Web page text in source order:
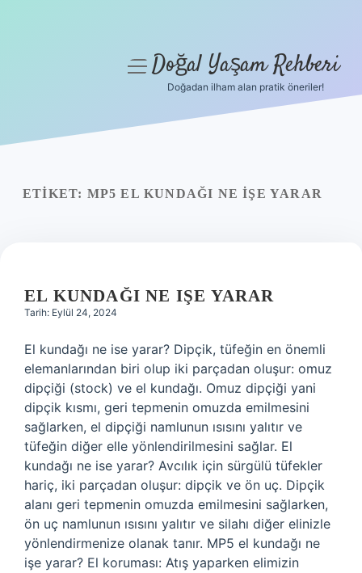
Yasal Uyarı
menüyüDoğal Yaşam Rehberi
Doğadan ilham alan pratik öneriler!
ETIKET: MP5 EL KUNDAĞI NE IŞE YARAR
EL KUNDAĞI NE IŞE YARAR
Tarih: Eylül 24, 2024
El kundağı ne ise yarar? Dipçik, tüfeğin en önemli
elemanlarından biri olup iki parçadan oluşur: omuz
dipçiği (stock) ve el kundağı. Omuz dipçiği yani
dipçik kısmı, geri tepmenin omuzda emilmesini
sağlarken, el dipçiği namlunun ısısını yalıtır ve
tüfeğin diğer elle yönlendirilmesini sağlar. El
kundağı ne ise yarar? Avcılık için sürgülü tüfekler
hariç, iki parçadan oluşur: dipçik ve ön uç. Dipçik
alanı geri tepmenin omuzda emilmesini sağlarken,
ön uç namlunun ısısını yalıtır ve silahı diğer elinizle
yönlendirmenize olanak tanır. MP5 el kundağı ne
işe yarar? El koruması: Atış yaparken elimizin